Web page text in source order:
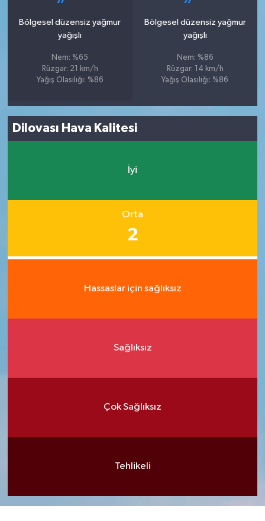
Bölgesel düzensiz yağmur
yağışlı
Nem: %65
Rüzgar: 21 km/h
Yağış Olasılığı: %86
Bölgesel düzensiz yağmur
yağışlı
Nem: %86
Rüzgar: 14 km/h
Yağış Olasılığı: %86
Dilovası Hava Kalitesi
İyi
Orta
2
Hassaslar için sağlıksız
Sağlıksız
Çok Sağlıksız
Tehlikeli